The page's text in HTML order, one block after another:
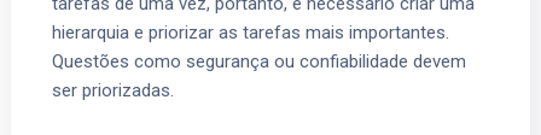
hierarquia e priorizar as tarefas mais importantes.
Questões como segurança ou confiabilidade devem
ser priorizadas.